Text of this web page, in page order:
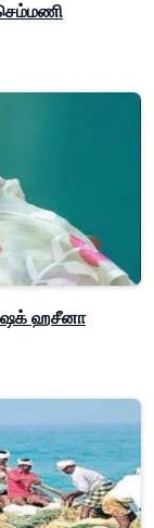
ஷேக் ஹசீனா